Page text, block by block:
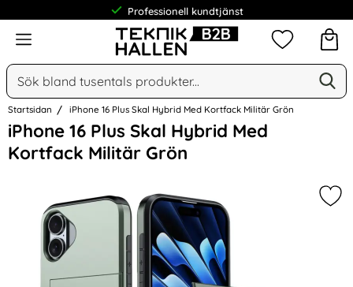
Professionell kundtjänst
Meny
Sök
Sök på Narse Group AB
Mina
Startsidan iPhone 16 Plus Skal Hybrid Med Kortfack Militär Grön
iPhone 16 Plus Skal Hybrid Med
Kortfack Militär Grön
Hoppa
över
Bilder